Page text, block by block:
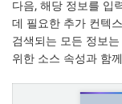
다음, 해당 정보를 입
데 필요한 추가 컨텍
검색되는 모든 정보
위한 소스 속성과 함